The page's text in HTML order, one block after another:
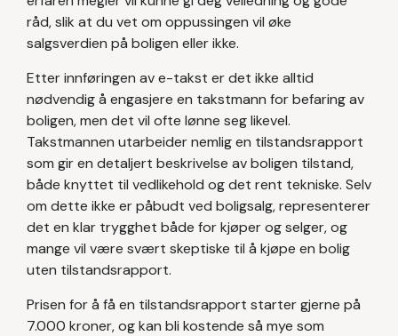
råd, slik at du vet om oppussingen vil øke
salgsverdien på boligen eller ikke.
Etter innføringen av e-takst er det ikke alltid
nødvendig å engasjere en takstmann for befaring av
boligen, men det vil ofte lønne seg likevel.
Takstmannen utarbeider nemlig en tilstandsrapport
som gir en detaljert beskrivelse av boligen tilstand,
både knyttet til vedlikehold og det rent tekniske. Selv
om dette ikke er påbudt ved boligsalg, representerer
det en klar trygghet både for kjøper og selger, og
mange vil være svært skeptiske til å kjøpe en bolig
uten tilstandsrapport.
Prisen for å få en tilstandsrapport starter gjerne på
7.000 kroner, og kan bli kostende så mye som